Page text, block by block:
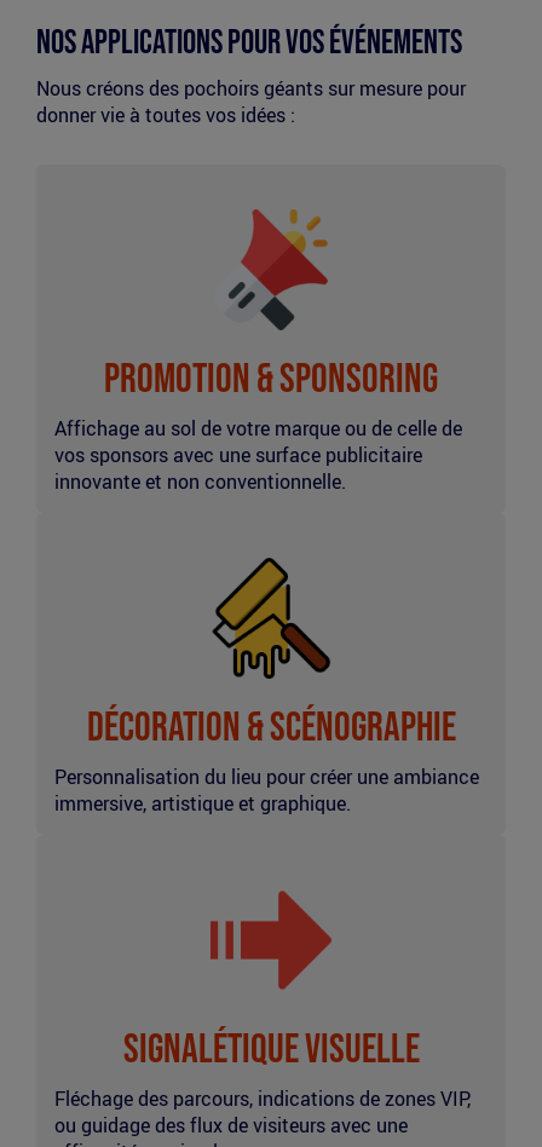
Nos Applications pour Vos Événements
Nous créons des pochoirs géants sur mesure pour
donner vie à toutes vos idées :
Promotion & Sponsoring
Affichage au sol de votre marque ou de celle de
vos sponsors avec une surface publicitaire
innovante et non conventionnelle.
Décoration & Scénographie
Personnalisation du lieu pour créer une ambiance
immersive, artistique et graphique.
Signalétique Visuelle
Fléchage des parcours, indications de zones VIP,
ou guidage des flux de visiteurs avec une